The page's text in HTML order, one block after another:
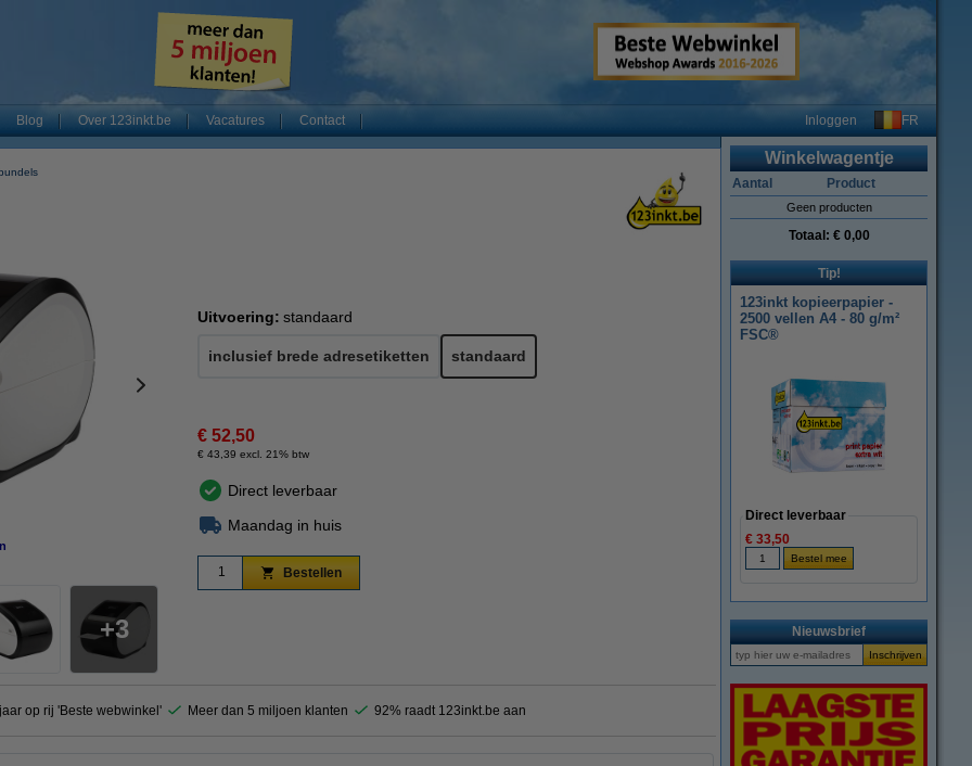
Blog Over 123inkt.be Vacatures Contact Inloggen FR
vergroten
3
Uitvoering: standaard
inclusief brede adresetiketten standaard
€ 52,50
€ 43,39 excl. 21% btw
Direct leverbaar
Maandag in huis
Bestellen
op rij 'Beste webwinkel' Meer dan 5 miljoen klanten 92% raadt 123inkt.be aan
Winkelwagentje
Aantal Product
Geen producten
Totaal: € 0,00
Tip!
123inkt kopieerpapier -
2500 vellen A4 - 80 g/m²
FSC®
Direct leverbaar
€ 33,50
Nieuwsbrief